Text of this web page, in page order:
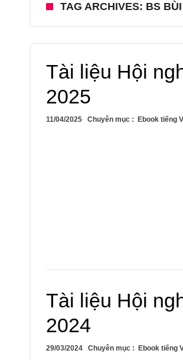
TAG ARCHIVES: BS
Tài liệu Hội
2025
11/04/2025 Chuyên mục : Ebook tiếng
Tài liệu Hội
2024
29/03/2024 Chuyên mục : Ebook tiếng